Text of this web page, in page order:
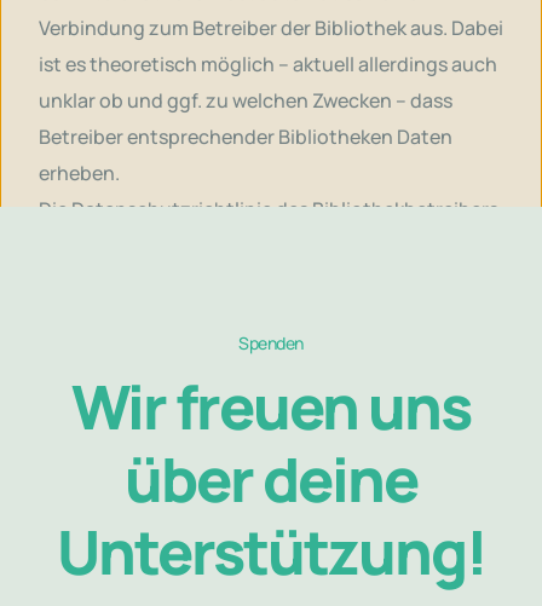
Verbindung zum Betreiber der Bibliothek aus. Dabei
ist es theoretisch möglich – aktuell allerdings auch
unklar ob und ggf. zu welchen Zwecken – dass
Betreiber entsprechender Bibliotheken Daten
erheben.
Die Datenschutzrichtlinie des Bibliothekbetreibers
Webanalyse mit Matomo
Um zu verstehen, wie Besucher unser
Onlineangebot nutzen, setzen wir statistische
Analyseverfahren ein. Diese liefern uns aggregierte
und pseudonymisierte Einblicke in
Nutzungsmuster, Interessengebiete und
allgemeine demografische Merkmale. Auf dieser
Spenden
Wir freuen uns
über deine
Unterstützung!